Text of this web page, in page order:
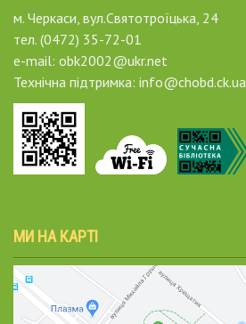
м. Черкаси, вул.Святотроїцька, 24
тел. (0472) 35-72-01
e-mail: obk2002@ukr.net
Технічна підтримка: info@chobd.ck.ua
МИ НА КАРТІ